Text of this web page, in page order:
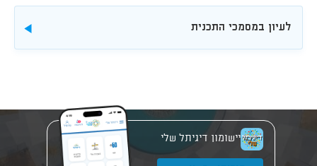
לעיון במסמכי התכנית
יישומון דיגיתל שלי